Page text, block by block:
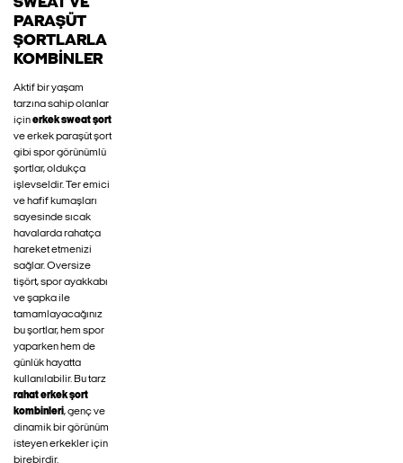
SWEAT VE
PARAŞÜT
ŞORTLARLA
KOMBINLER
Aktif bir yaşam
tarzına sahip olanlar
içinerkek sweat şort
ve erkek paraşüt şort
gibi spor görünümlü
şortlar, oldukça
işlevseldir. Ter emici
ve hafif kumaşları
sayesinde sıcak
havalarda rahatça
hareket etmenizi
sağlar. Oversize
tişört, spor ayakkabı
ve şapka ile
tamamlayacağınız
bu şortlar, hem spor
yaparken hem de
günlük hayatta
kullanılabilir. Bu tarz
rahat erkek şort
kombinleri, genç ve
dinamik bir görünüm
isteyen erkekler için
birebirdir.